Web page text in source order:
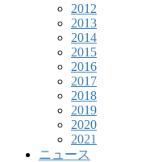
2012
2013
2014
2015
2016
2017
2018
2019
2020
2021
ニュース